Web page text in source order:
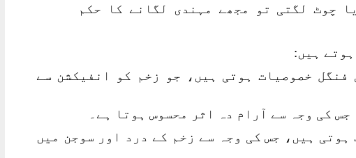
چوٹ لگتی تو مجھے مہندی لگانے کا حکم
ہیں:
فنگل خصوصیات ہوتی ہیں، جو زخم کو انفیکشن سے
ہوتی ہیں، جس کی وجہ سے زخم کے درد اور سوجن میں